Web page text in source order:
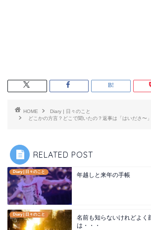
HOME
Diary | 日々のこと
どこかの方言？どこで聞いたの？返事は「はいださ〜」
RELATED POST
Diary | 日々のこと 年越しと来年の手帳
Diary | 日々のこと
名前も知らないけれどよく
は・・・